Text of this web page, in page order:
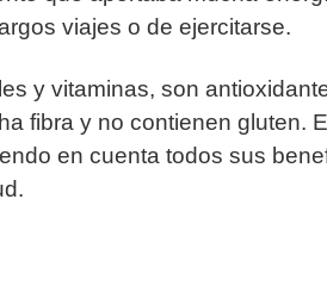
viajes o de ejercitarse.
y vitaminas, son
fibra y no contienen gluten.
en cuenta todos sus